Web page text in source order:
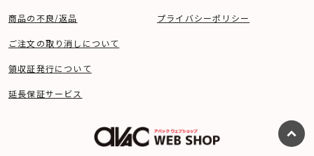
商品の不良/返品
ご注文の取り消しについて
領収証発行について
延長保証サービス
プライバシーポリシー